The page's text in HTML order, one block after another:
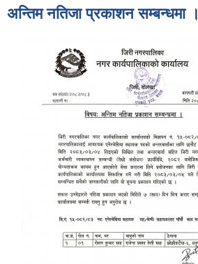
अन्तिम नतिजा प्रकाशन सम्बन्धमा ।